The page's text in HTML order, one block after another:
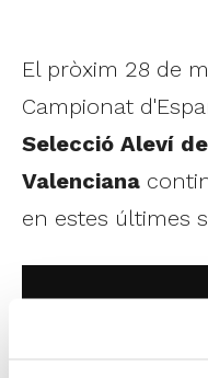
El pròxim 28 de
Campionat
Selecció Aleví
Valenciana
en estes últimes